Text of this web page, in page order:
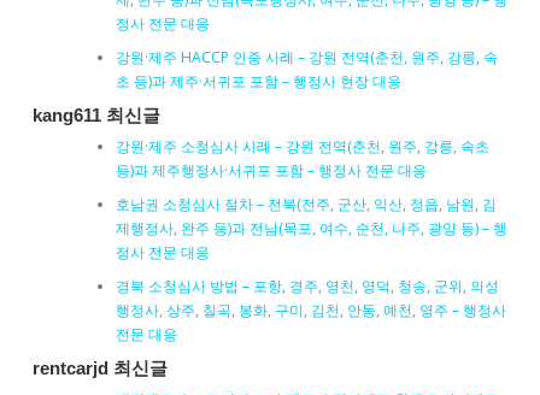
정사 전문 대응
강원·제주 HACCP 인증 사례 – 강원 전역(춘천, 원주, 강릉, 속
초 등)과 제주·서귀포 포함 – 행정사 현장 대응
kang611 최신글
강원·제주 소청심사 사례 – 강원 전역(춘천, 원주, 강릉, 속초
등)과 제주행정사·서귀포 포함 – 행정사 전문 대응
호남권 소청심사 절차 – 전북(전주, 군산, 익산, 정읍, 남원, 김
제행정사, 완주 등)과 전남(목포, 여수, 순천, 나주, 광양 등) – 행
정사 전문 대응
경북 소청심사 방법 – 포항, 경주, 영천, 영덕, 청송, 군위, 의성
행정사, 상주, 칠곡, 봉화, 구미, 김천, 안동, 예천, 영주 – 행정사
전문 대응
rentcarjd 최신글